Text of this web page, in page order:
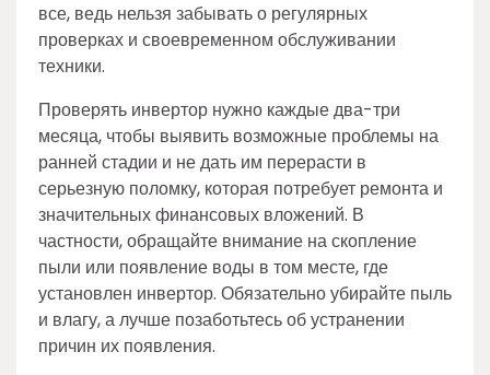
все, ведь нельзя забывать о регулярных
проверках и своевременном обслуживании
техники.
Проверять инвертор нужно каждые два-три
месяца, чтобы выявить возможные проблемы на
ранней стадии и не дать им перерасти в
серьезную поломку, которая потребует ремонта и
значительных финансовых вложений. В
частности, обращайте внимание на скопление
пыли или появление воды в том месте, где
установлен инвертор. Обязательно убирайте пыль
и влагу, а лучше позаботьтесь об устранении
причин их появления.